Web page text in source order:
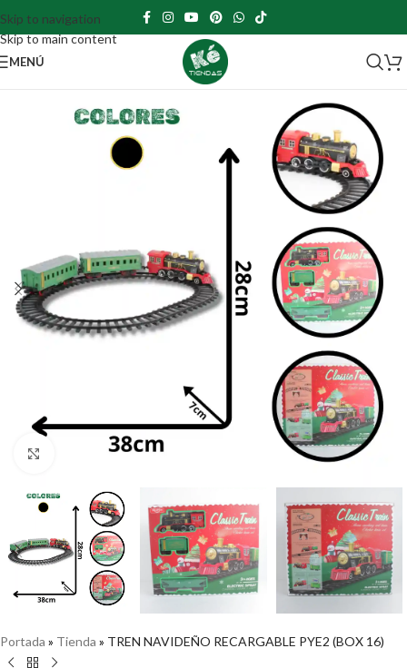
Skip to navigation
Skip to main content
MENÚ
Haz clic para ampliar
Portada » Tienda » TREN NAVIDEÑO RECARGABLE PYE2 (BOX 16)